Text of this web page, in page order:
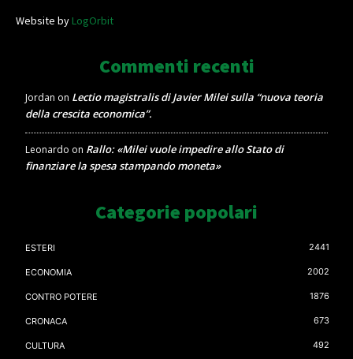
Website byLogOrbit
Commenti recenti
Jordan on Lectio magistralis di Javier Milei sulla “nuova teoria
della crescita economica”.
Leonardo on Rallo: «Milei vuole impedire allo Stato di
finanziare la spesa stampando moneta»
Categorie popolari
ESTERI 2441
ECONOMIA 2002
CONTRO POTERE 1876
CRONACA 673
CULTURA 492